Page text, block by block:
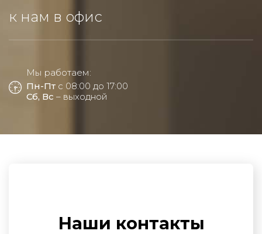
к нам в офис
Мы работаем:
Пн-Пт с 08:00 до 17:00
Сб, Вс – выходной
Наши контакты